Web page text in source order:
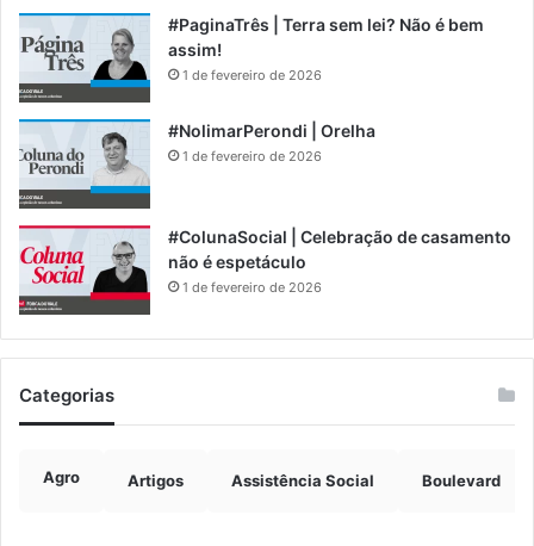
#PaginaTrês | Terra sem lei? Não é bem
assim!
1 de fevereiro de 2026
#NolimarPerondi | Orelha
1 de fevereiro de 2026
#ColunaSocial | Celebração de casamento
não é espetáculo
1 de fevereiro de 2026
Categorias
Agro Artigos Assistência Social Boulevard